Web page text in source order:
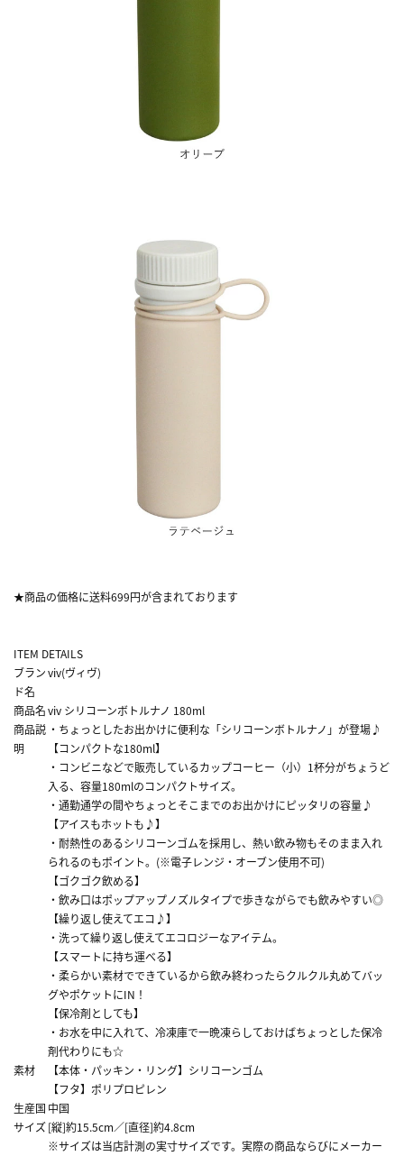
★商品の価格に送料699円が含まれております
ITEM DETAILS
ブラン
ド名
viv(ヴィヴ)
商品名viv シリコーンボトルナノ 180ml
商品説
明
・ちょっとしたお出かけに便利な「シリコーンボトルナノ」が登場♪
【コンパクトな180ml】
・コンビニなどで販売しているカップコーヒー（小）1杯分がちょうど
入る、容量180mlのコンパクトサイズ。
・通勤通学の間やちょっとそこまでのお出かけにピッタリの容量♪
【アイスもホットも♪】
・耐熱性のあるシリコーンゴムを採用し、熱い飲み物もそのまま入れ
られるのもポイント。(※電子レンジ・オーブン使用不可)
【ゴクゴク飲める】
・飲み口はポップアップノズルタイプで歩きながらでも飲みやすい◎
【繰り返し使えてエコ♪】
・洗って繰り返し使えてエコロジーなアイテム。
【スマートに持ち運べる】
・柔らかい素材でできているから飲み終わったらクルクル丸めてバッ
グやポケットにIN！
【保冷剤としても】
・お水を中に入れて、冷凍庫で一晩凍らしておけばちょっとした保冷
剤代わりにも☆
素材
【本体・パッキン・リング】シリコーンゴム
【フタ】ポリプロピレン
生産国 中国
サイズ[縦]約15.5cm／[直径]約4.8cm
※サイズは当店計測の実寸サイズです。実際の商品ならびにメーカー